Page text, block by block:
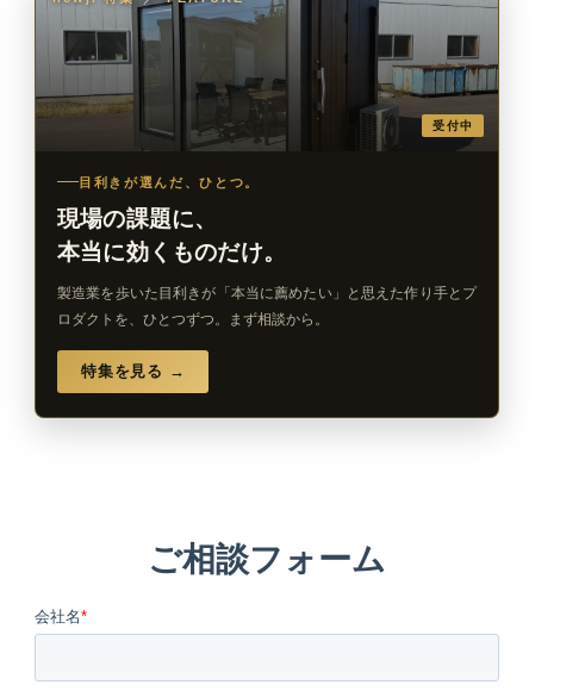
受付中
目利きが選んだ、ひとつ。
現場の課題に、
本当に効くものだけ。
製造業を歩いた目利きが「本当に薦めたい」と思えた作り手とプ
ロダクトを、ひとつずつ。まず相談から。
特集を見る →